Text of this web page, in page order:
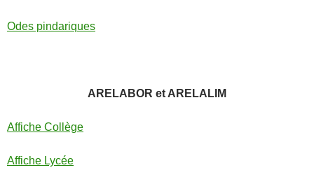
Odes pindariques
ARELABOR et ARELALIM
Affiche Collège
Affiche Lycée